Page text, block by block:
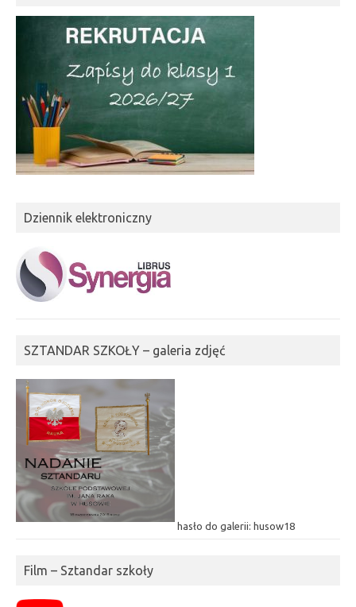
Dziennik elektroniczny
SZTANDAR SZKOŁY – galeria zdjęć
hasło do galerii: husow18
Film – Sztandar szkoły